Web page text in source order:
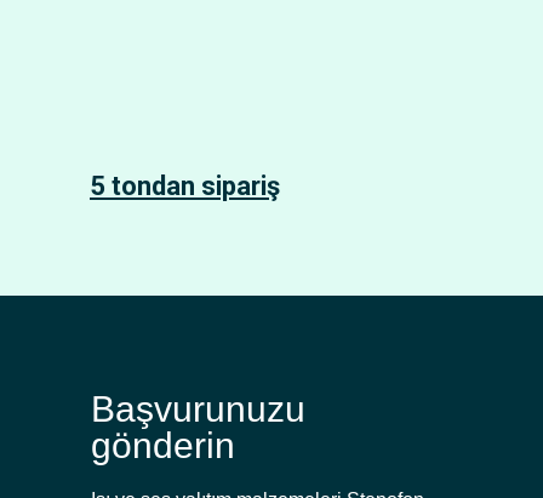
5 tondan sipariş
Başvurunuzu
gönderin